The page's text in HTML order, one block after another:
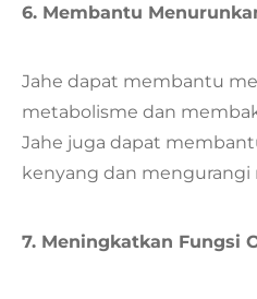
6. Membantu
Jahe dapat membantu
metabolisme dan
Jahe juga dapat
kenyang dan mengurangi
7. Meningkatkan Fungsi